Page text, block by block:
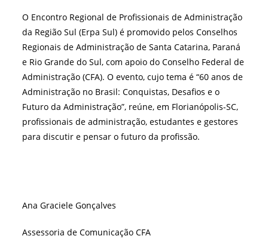
O Encontro Regional de Profissionais de Administração
da Região Sul (Erpa Sul) é promovido pelos Conselhos
Regionais de Administração de Santa Catarina, Paraná
e Rio Grande do Sul, com apoio do Conselho Federal de
Administração (CFA). O evento, cujo tema é“60 anos de
Administração no Brasil: Conquistas, Desafios e o
Futuro da Administração”, reúne, em Florianópolis-SC,
profissionais de administração, estudantes e gestores
para discutir e pensar o futuro da profissão.
Ana Graciele Gonçalves
Assessoria de Comunicação CFA